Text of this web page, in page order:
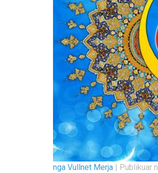
nga Vullnet Merja Publikuar